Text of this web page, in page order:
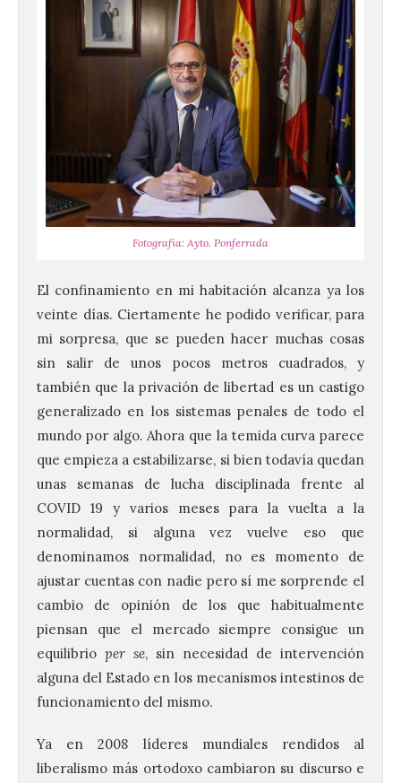
Fotografía: Ayto. Ponferrada
El confinamiento en mi habitación alcanza ya los
veinte días. Ciertamente he podido verificar, para
mi sorpresa, que se pueden hacer muchas cosas
sin salir de unos pocos metros cuadrados, y
también que la privación de libertad es un castigo
generalizado en los sistemas penales de todo el
mundo por algo. Ahora que la temida curva parece
que empieza a estabilizarse, si bien todavía quedan
unas semanas de lucha disciplinada frente al
COVID 19 y varios meses para la vuelta a la
normalidad, si alguna vez vuelve eso que
denominamos normalidad, no es momento de
ajustar cuentas con nadie pero sí me sorprende el
cambio de opinión de los que habitualmente
piensan que el mercado siempre consigue un
equilibrio per se, sin necesidad de intervención
alguna del Estado en los mecanismos intestinos de
funcionamiento del mismo.
Ya en 2008 líderes mundiales rendidos al
liberalismo más ortodoxo cambiaron su discurso e